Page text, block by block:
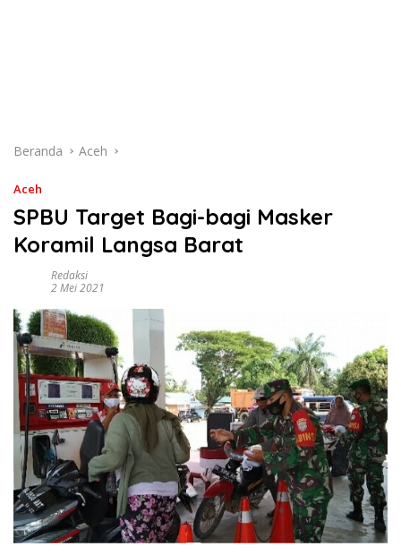
Beranda Aceh
Aceh
SPBU Target Bagi-bagi Masker
Koramil Langsa Barat
Redaksi
2 Mei 2021